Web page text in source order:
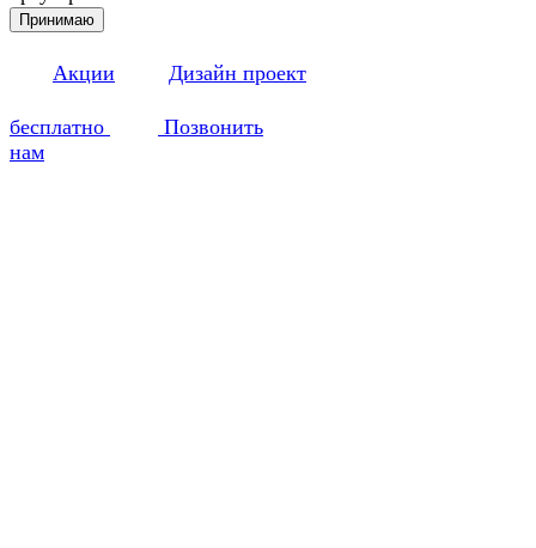
Принимаю
Акции Дизайн проект
бесплатно
Позвонить
нам